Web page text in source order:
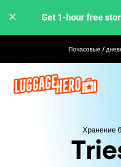
Get 1-hour free
Почасовые / дневные тарифы
Хранение